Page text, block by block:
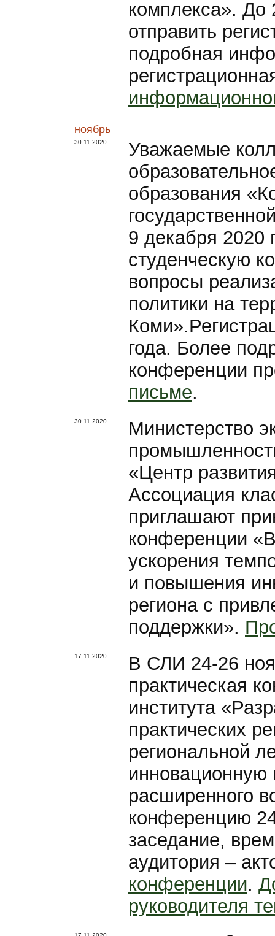
комплекса». До
отправить
подробная
ноябрь
30.11.2020
Уважаемые
образования
9 декабря 2020
студенческую
вопросы
политики на
года. Более
конференции
письме.
30.11.2020
Министерство
«Центр
Ассоциация
приглашают
конференции
ускорения
и повышения
региона с
поддержки».
17.11.2020
В СЛИ 24-26
практическая
института
практических
региональной
инновационную
расширенного
конференцию
заседание,
аудитория –
конференции.
руководителя